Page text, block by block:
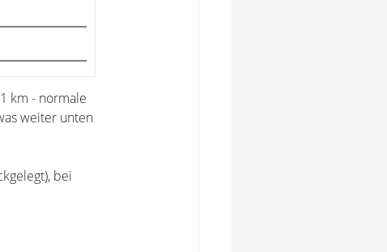
km - normale
weiter unten
bei